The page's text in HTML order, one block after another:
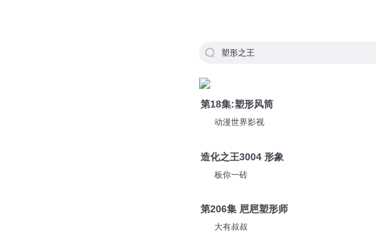
塑形之王
第18集:塑形风筒
动漫世界影视
造化之王3004 形象
板你一砖
第206集 㞎㞎塑形师
大有叔叔